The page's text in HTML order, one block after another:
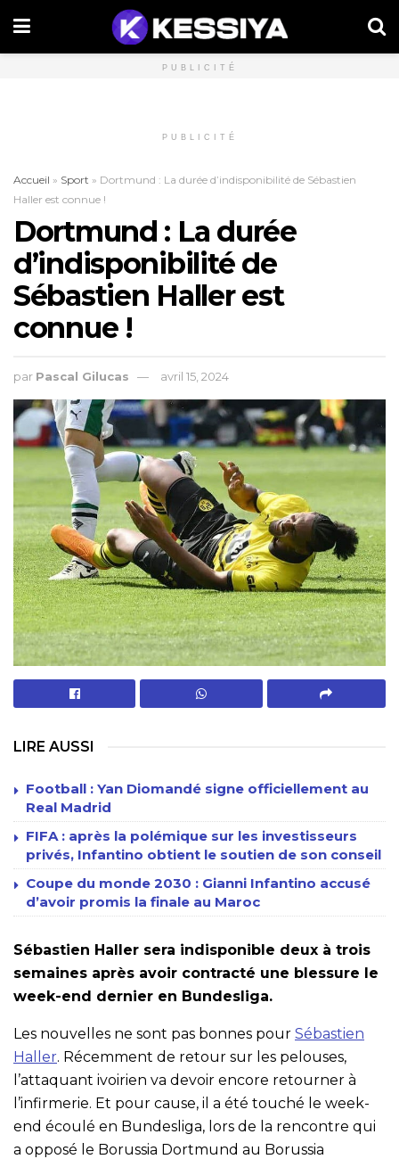
PUBLICITÉ
PUBLICITÉ
Accueil » Sport » Dortmund : La durée d’indisponibilité de Sébastien
Haller est connue !
Dortmund : La durée
d’indisponibilité de
Sébastien Haller est
connue !
par Pascal Gilucas avril 15, 2024
LIRE AUSSI
Football : Yan Diomandé signe officiellement au
Real Madrid
FIFA : après la polémique sur les investisseurs
privés, Infantino obtient le soutien de son conseil
Coupe du monde 2030 : Gianni Infantino accusé
d’avoir promis la finale au Maroc
Sébastien Haller sera indisponible deux à trois
semaines après avoir contracté une blessure le
week-end dernier en Bundesliga.
Les nouvelles ne sont pas bonnes pour Sébastien
Haller. Récemment de retour sur les pelouses,
l’attaquant ivoirien va devoir encore retourner à
l’infirmerie. Et pour cause, il a été touché le week-
end écoulé en Bundesliga, lors de la rencontre qui
a opposé le Borussia Dortmund au Borussia